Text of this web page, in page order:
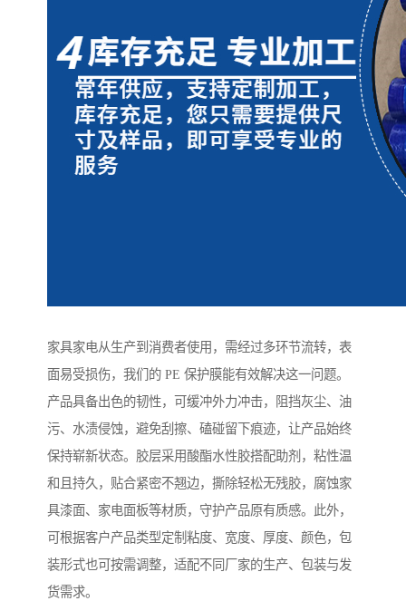
家具家电从生产到消费者使用，需经过多环节流转，表
面易受损伤，我们的 PE 保护膜能有效解决这一问题。
产品具备出色的韧性，可缓冲外力冲击，阻挡灰尘、油
污、水渍侵蚀，避免刮擦、磕碰留下痕迹，让产品始终
保持崭新状态。胶层采用酸酯水性胶搭配助剂，粘性温
和且持久，贴合紧密不翘边，撕除轻松无残胶，腐蚀家
具漆面、家电面板等材质，守护产品原有质感。此外，
可根据客户产品类型定制粘度、宽度、厚度、颜色，包
装形式也可按需调整，适配不同厂家的生产、包装与发
货需求。